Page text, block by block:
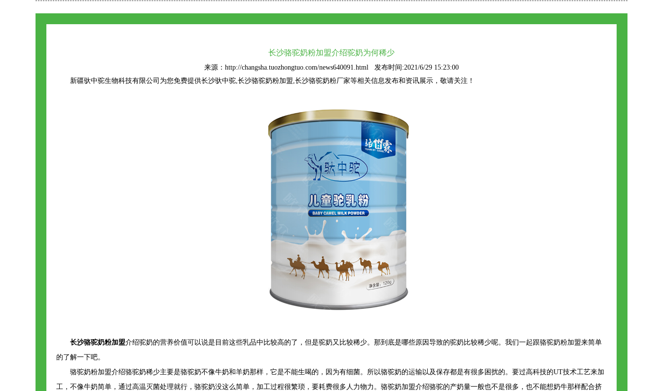
长沙骆驼奶粉加盟介绍驼奶为何稀少
来源：http://changsha.tuozhongtuo.com/news640091.html 发布时间:2021/6/29 15:23:00
新疆驮中驼生物科技有限公司为您免费提供长沙驮中驼,长沙骆驼奶粉加盟,长沙骆驼奶粉厂家等相关信息发布和资讯展示，敬请关注！
长沙骆驼奶粉加盟介绍驼奶的营养价值可以说是目前这些乳品中比较高的了，但是驼奶又比较稀少。那到底是哪些原因导致的驼奶比较稀少呢。我们一起跟骆驼奶粉加盟来简单
的了解一下吧。
骆驼奶粉加盟介绍骆驼奶稀少主要是骆驼奶不像牛奶和羊奶那样，它是不能生喝的，因为有细菌。所以骆驼奶的运输以及保存都是有很多困扰的。要过高科技的UT技术工艺来加
工，不像牛奶简单，通过高温灭菌处理就行，骆驼奶没这么简单，加工过程很繁琐，要耗费很多人力物力。骆驼奶加盟介绍骆驼的产奶量一般也不是很多，也不能想奶牛那样配合挤